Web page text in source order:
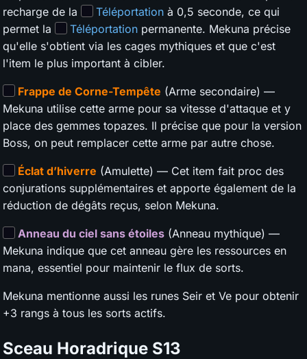
recharge de la
Téléportation à 0,5 seconde, ce qui
permet la
Téléportation permanente. Mekuna précise
qu'elle s'obtient via les cages mythiques et que c'est
l'item le plus important à cibler.
Frappe de Corne-Tempête (Arme secondaire) —
Mekuna utilise cette arme pour sa vitesse d'attaque et y
place des gemmes topazes. Il précise que pour la version
Boss, on peut remplacer cette arme par autre chose.
Éclat d’hiverre (Amulette) — Cet item fait proc des
conjurations supplémentaires et apporte également de la
réduction de dégâts reçus, selon Mekuna.
Anneau du ciel sans étoiles (Anneau mythique) —
Mekuna indique que cet anneau gère les ressources en
mana, essentiel pour maintenir le flux de sorts.
Mekuna mentionne aussi les runes Seir et Ve pour obtenir
+3 rangs à tous les sorts actifs.
Sceau Horadrique S13